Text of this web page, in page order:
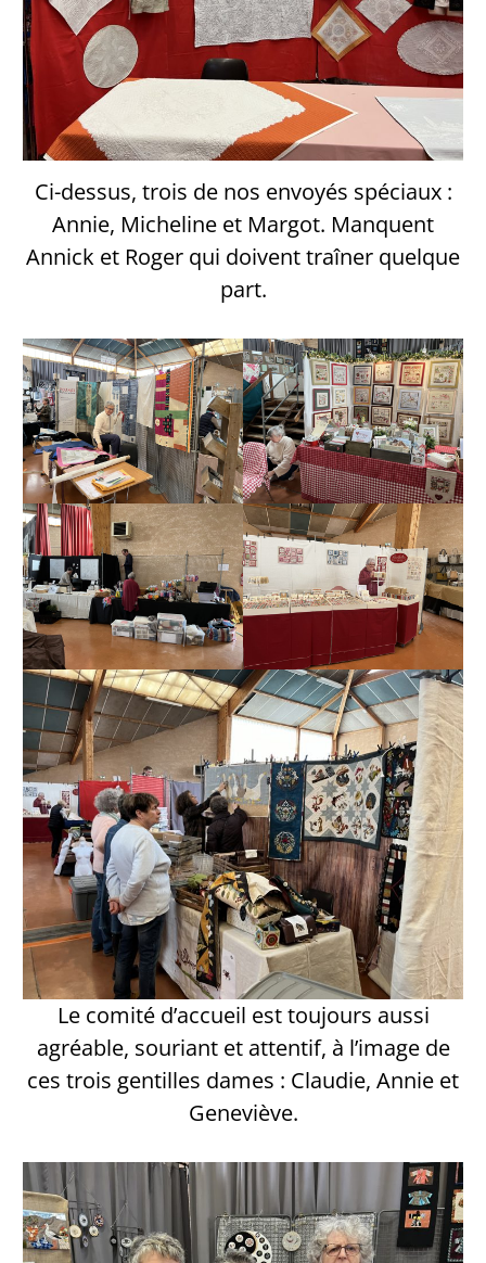
Ci-dessus, trois de nos envoyés spéciaux :
Annie, Micheline et Margot. Manquent
Annick et Roger qui doivent traîner quelque
part.
Le comité d’accueil est toujours aussi
agréable, souriant et attentif, à l’image de
ces trois gentilles dames : Claudie, Annie et
Geneviève.